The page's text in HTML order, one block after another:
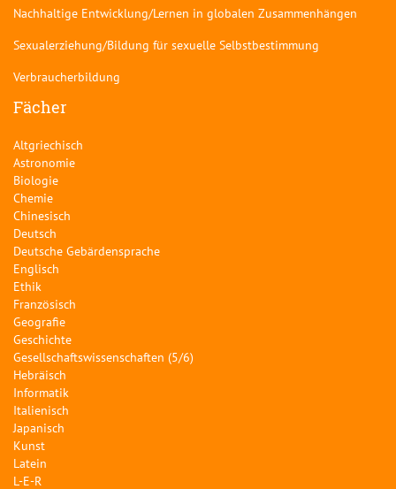
Nachhaltige Entwicklung/Lernen in globalen Zusammenhängen
Sexualerziehung/Bildung für sexuelle Selbstbestimmung
Verbraucherbildung
Fächer
Altgriechisch
Astronomie
Biologie
Chemie
Chinesisch
Deutsch
Deutsche Gebärdensprache
Englisch
Ethik
Französisch
Geografie
Geschichte
Gesellschaftswissenschaften (5/6)
Hebräisch
Informatik
Italienisch
Japanisch
Kunst
Latein
L-E-R